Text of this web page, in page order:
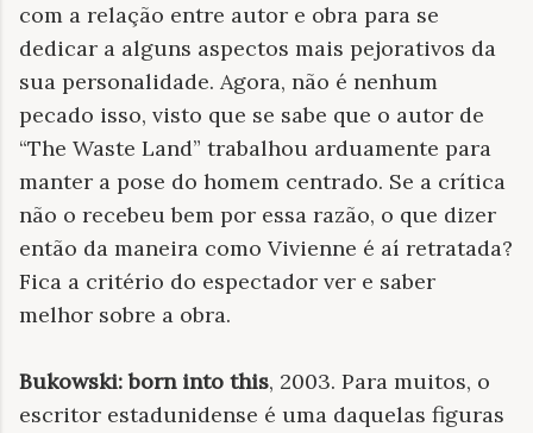
com a relação entre autor e obra para se
dedicar a alguns aspectos mais pejorativos da
sua personalidade. Agora, não é nenhum
pecado isso, visto que se sabe que o autor de
“The Waste Land” trabalhou arduamente para
manter a pose do homem centrado. Se a crítica
não o recebeu bem por essa razão, o que dizer
então da maneira como Vivienne é aí retratada?
Fica a critério do espectador ver e saber
melhor sobre a obra.
Bukowski: born into this, 2003. Para muitos, o
escritor estadunidense é uma daquelas figuras